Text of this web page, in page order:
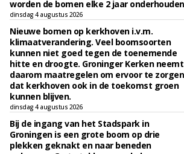
worden de bomen elke 2 jaar
dinsdag 4 augustus 2026
Nieuwe bomen op kerkhoven i.v.m.
klimaatverandering. Veel boomsoorten
kunnen niet goed tegen de toenemende
hitte en droogte. Groninger Kerken neemt
daarom maatregelen om ervoor te zorgen
dat kerkhoven ook in de toekomst groen
kunnen blijven.
dinsdag 4 augustus 2026
Bij de ingang van het Stadspark in
Groningen is een grote boom op drie
plekken geknakt en naar beneden